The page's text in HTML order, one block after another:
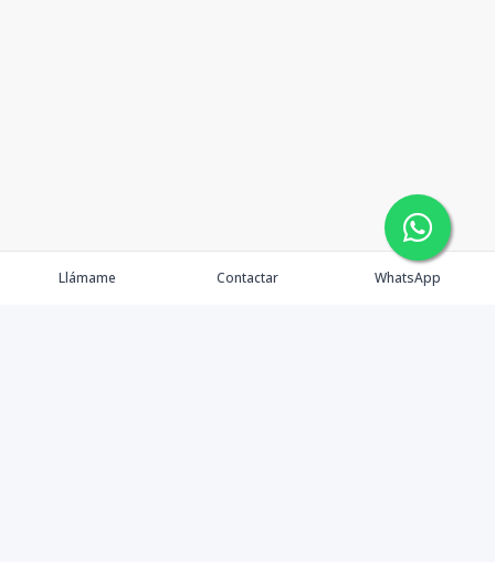
Llámame Contactar WhatsApp